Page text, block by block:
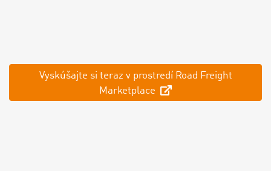
Vyskúšajte si teraz v prostredí Road Freight
Marketplace